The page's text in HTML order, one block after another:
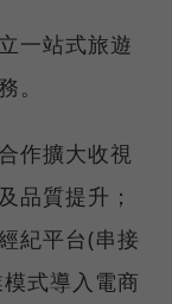
一站式旅遊
。
作擴大收視
品質提升；
紀平台(串接
式導入電商